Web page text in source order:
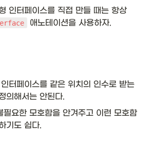
이런 이유로 함수형 인터페이스를 직접 만들 때는 항상
애노테이션을 사용하자.
터페이스를 같은 위치의 인수로 받는
의해서는 안된다.
필요한 모호함을 안겨주고 이런 모호함
기도 쉽다.